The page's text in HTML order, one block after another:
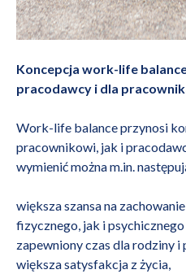
Koncepcja work-life
pracodawcy i dla
Work-life balance przynosi
pracownikowi, jak i
wymienić można m.in.
większa szansa na
fizycznego, jak i
zapewniony czas dla rodziny i
większa satysfakcja z życia,